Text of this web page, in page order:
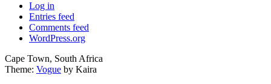
Log in
Entries feed
Comments feed
WordPress.org
Cape Town, South Africa
Theme: Vogue by Kaira